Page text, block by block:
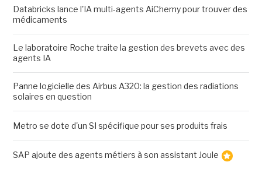
Databricks lance l'IA multi-agents AiChemy pour trouver des
médicaments
Le laboratoire Roche traite la gestion des brevets avec des
agents IA
Panne logicielle des Airbus A320: la gestion des radiations
solaires en question
Metro se dote d'un SI spécifique pour ses produits frais
SAP ajoute des agents métiers à son assistant Joule